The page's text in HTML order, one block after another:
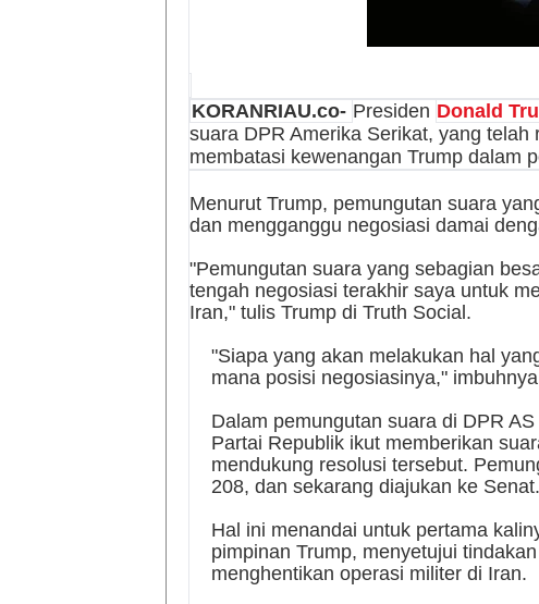
KORANRIAU.co- Presiden Donald
suara DPR Amerika Serikat, yang
membatasi kewenangan Trump dalam
Menurut Trump, pemungutan suara
dan mengganggu negosiasi damai
"Pemungutan suara yang sebagian
tengah negosiasi terakhir saya untuk
Iran," tulis Trump di Truth Social.
"Siapa yang akan melakukan hal
mana posisi negosiasinya,"
Dalam pemungutan suara di DPR
Partai Republik ikut memberikan
mendukung resolusi tersebut.
208, dan sekarang diajukan ke Senat.
Hal ini menandai untuk pertama
pimpinan Trump, menyetujui
menghentikan operasi militer di Iran.